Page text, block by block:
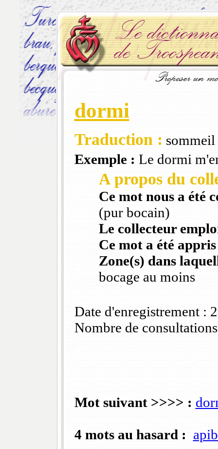
dormi
Traduction : sommeil
Exemple : Le dormi
A propos du
Ce mot nous a été
(pur bocain)
Le collecteur
Ce mot a été
Zone(s) dans
bocage au moins
Date d'enregistrement :
Nombre de
Mot suivant >>>> :
4 mots au hasard :